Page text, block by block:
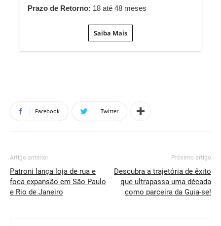
Prazo de Retorno: 18 até 48 meses
Saiba Mais
Facebook Twitter
Artigo anterior
Patroni lança loja de rua e
foca expansão em São Paulo
e Rio de Janeiro
Próximo artigo
Descubra a trajetória de êxito
que ultrapassa uma década
como parceira da Guia-se!